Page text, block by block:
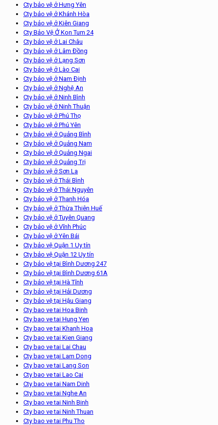
Cty bảo vệ ở Hưng Yên
Cty bảo vệ ở Khánh Hòa
Cty bảo vệ ở Kiên Giang
Cty Bảo Vệ Ở Kon Tum 24
Cty bảo vệ ở Lai Châu
Cty bảo vệ ở Lâm Đồng
Cty bảo vệ ở Lạng Sơn
Cty bảo vệ ở Lào Cai
Cty bảo vệ ở Nam Định
Cty bảo vệ ở Nghệ An
Cty bảo vệ ở Ninh Bình
Cty bảo vệ ở Ninh Thuận
Cty bảo vệ ở Phú Thọ
Cty bảo vệ ở Phú Yên
Cty bảo vệ ở Quảng Bình
Cty bảo vệ ở Quảng Nam
Cty bảo vệ ở Quảng Ngai
Cty bảo vệ ở Quảng Trị
Cty bảo vệ ở Sơn La
Cty bảo vệ ở Thái Bình
Cty bảo vệ ở Thái Nguyên
Cty bảo vệ ở Thanh Hóa
Cty bảo vệ ở Thừa Thiên Huế
Cty bảo vệ ở Tuyên Quang
Cty bảo vệ ở Vĩnh Phúc
Cty bảo vệ ở Yên Bái
Cty bảo vệ Quận 1 Uy tín
Cty bảo vệ Quận 12 Uy tín
Cty bảo vệ tại Bình Dương 247
Cty bảo vệ tại Bình Dương 61A
Cty bảo vệ tại Hà Tĩnh
Cty bảo vệ tại Hải Dương
Cty bảo vệ tại Hậu Giang
Cty bao ve tai Hoa Binh
Cty bao ve tai Hung Yen
Cty bao ve tai Khanh Hoa
Cty bao ve tai Kien Giang
Cty bao ve tai Lai Chau
Cty bao ve tại Lam Dong
Cty bao ve tai Lang Son
Cty bao ve tai Lao Cai
Cty bao ve tai Nam Dinh
Cty bao ve tai Nghe An
Cty bao ve tai Ninh Binh
Cty bao ve tai Ninh Thuan
Cty bao ve tai Phu Tho